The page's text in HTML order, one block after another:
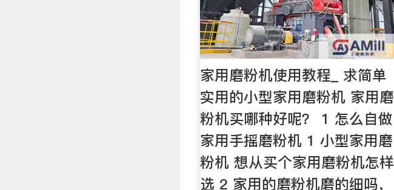
家用磨粉机使用教程_ 求简单
实用的小型家用磨粉机 家用磨
粉机买哪种好呢？ 1 怎么自做
家用手摇磨粉机 1 小型家用磨
粉机 想从买个家用磨粉机怎样
选 2 家用的磨粉机磨的细吗，